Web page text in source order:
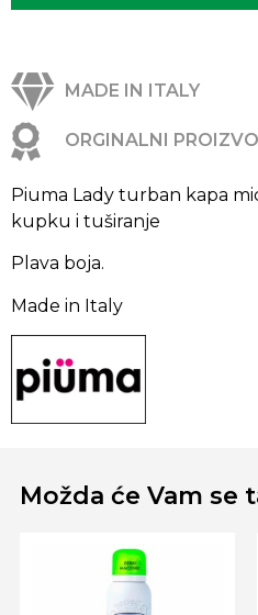
MADE IN ITALY
ORGINALNI
Piuma Lady turban kapa
kupku i tuširanje
Plava boja.
Made in Italy
Možda će Vam se